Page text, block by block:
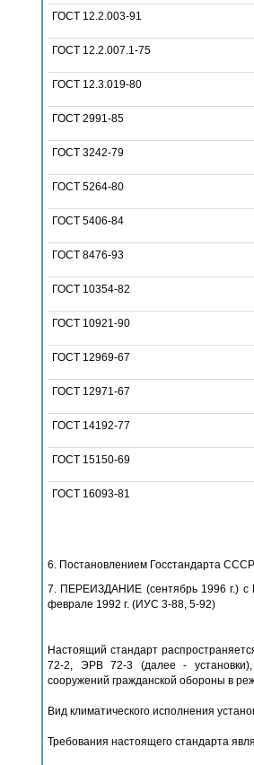
ГОСТ 12.2.003-91
ГОСТ 12.2.007.1-75
ГОСТ 12.3.019-80
ГОСТ 2991-85
ГОСТ 3242-79
ГОСТ 5264-80
ГОСТ 5406-84
ГОСТ 8476-93
ГОСТ 10354-82
ГОСТ 10921-90
ГОСТ 12969-67
ГОСТ 12971-67
ГОСТ 14192-77
ГОСТ 15150-69
ГОСТ 16093-81
6. Постановлением Госстандарта
7. ПЕРЕИЗДАНИЕ (сентябрь 1996 г.) с
феврале 1992 г. (ИУС 3-88, 5-92)
Настоящий стандарт
72-2, ЭРВ 72-3 (далее -
сооружений гражданской обороны в
Вид климатического исполнения
Требования настоящего стандарта